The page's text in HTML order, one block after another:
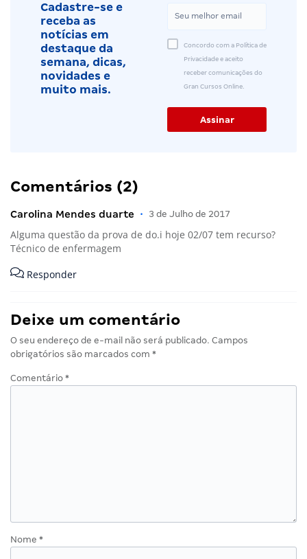
Cadastre-se e
receba as
notícias em
destaque da
semana, dicas,
novidades e
muito mais.
Concordo com a Política de
Privacidade e aceito
receber comunicações do
Gran Cursos Online.
Comentários (2)
Carolina Mendes duarte • 3 de Julho de 2017
Alguma questão da prova de do.i hoje 02/07 tem recurso?
Técnico de enfermagem
Responder
Deixe um comentário
O seu endereço de e-mail não será publicado. Campos
obrigatórios são marcados com *
Comentário *
Nome *